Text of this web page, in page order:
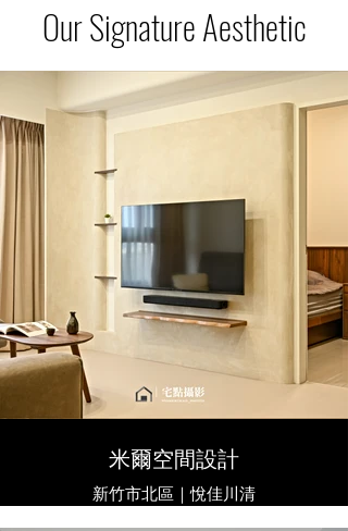
Our Signature Aesthetic
米爾空間設計
新竹市北區｜悅佳川清